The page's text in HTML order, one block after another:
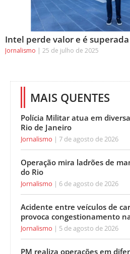
Intel perde valor e é
Jornalismo 25 de julho de 2025
MAIS QUENTES
Polícia Militar atua em
Rio de Janeiro
Jornalismo 7 de agosto de 2026
Operação mira ladrões de
do Rio
Jornalismo 6 de agosto de 2026
Acidente entre veículos de
provoca congestionamento
Jornalismo 5 de agosto de 2026
PM realiza operações em